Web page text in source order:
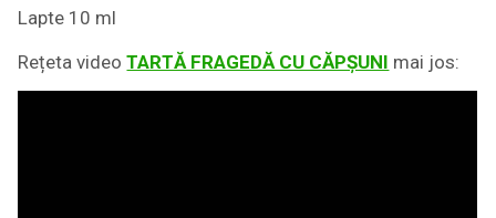
Lapte 10 ml
Rețeta videoTARTĂ FRAGEDĂ CU CĂPȘUNI mai jos: